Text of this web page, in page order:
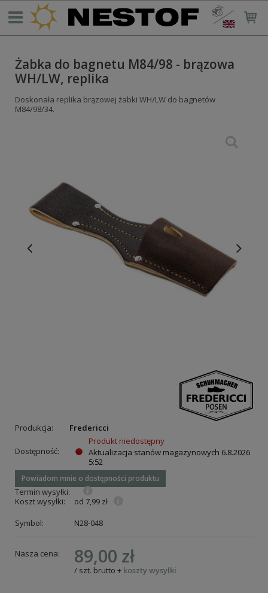
Żabka do bagnetu M84/98 - brązowa
WH/LW, replika
Doskonała replika brązowej żabki WH/LW do bagnetów
M84/98/34.
Produkcja: Fredericci
Dostępność:
Produkt niedostępny
Aktualizacja stanów magazynowych 6.8.2026
5:52
Powiadom mnie o dostępności produktu
Termin wysyłki:
Koszt wysyłki:
od 7,99 zł
Symbol:
N28-048
Nasza cena: 89,00 zł
/ szt. brutto + koszty wysyłki